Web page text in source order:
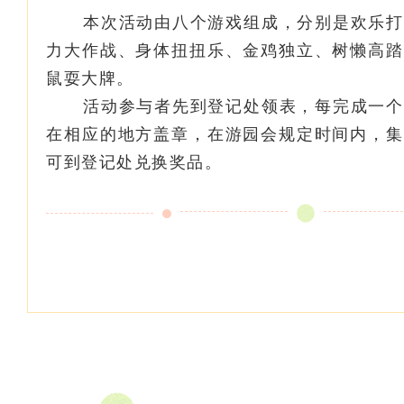
本次活动由八个游戏组成，分别是欢乐打
力大作战、身体扭扭乐、金鸡独立、树懒高
鼠耍大牌。
活动参与者先到登记处领表，每完成一个
在相应的地方盖章，在游园会规定时间内，
可到登记处兑换奖品。